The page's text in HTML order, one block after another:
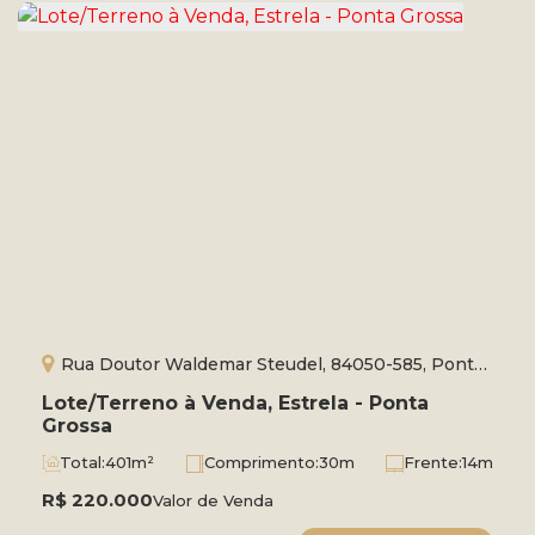
Lote/Terreno à Venda, Estrela - Ponta
Grossa
R$ 220.000Valor de Venda
Rua Doutor Waldemar Steudel, 84050-585, Ponta
Grossa, Paraná, Brasil
Total:401m² Comprimento:30m Frente:14m